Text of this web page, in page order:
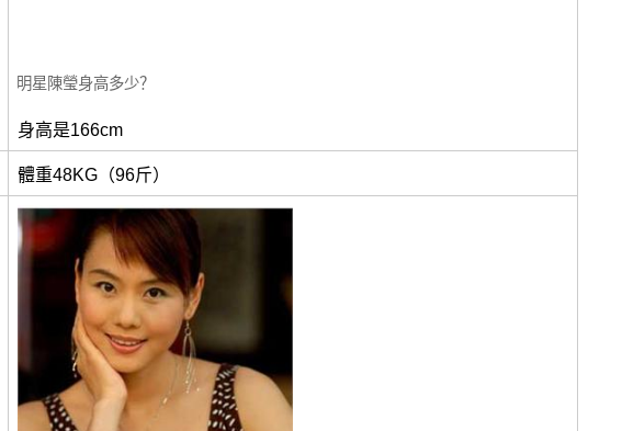
明星陳瑩身高多少？
身高是166cm
體重48KG（96斤）